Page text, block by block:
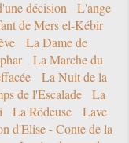
décision
L'ange
de Mers el-Kébir
La Dame de
La Marche du
La Nuit de la
de l'Escalade
La
La Rôdeuse
Lave
d'Elise - Conte de la